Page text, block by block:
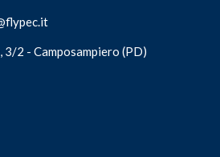
3/2 - Camposampiero (PD)